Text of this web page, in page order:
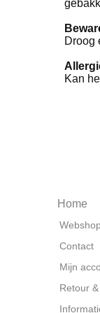
Droog
Kan
Home
Webshop
Contact
Mijn
Retour